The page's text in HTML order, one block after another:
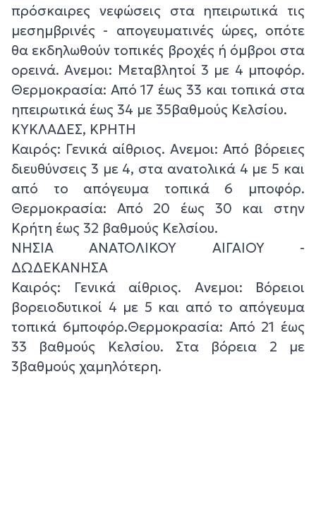
πρόσκαιρες νεφώσεις στα ηπειρωτικά τις
μεσημβρινές - απογευματινές ώρες, οπότε
θα εκδηλωθούν τοπικές βροχές ή όμβροι στα
ορεινά. Ανεμοι: Μεταβλητοί 3 με 4 μποφόρ.
Θερμοκρασία: Από 17 έως 33 και τοπικά στα
ηπειρωτικά έως 34 με 35βαθμούς Κελσίου.
ΚΥΚΛΑΔΕΣ, ΚΡΗΤΗ
Καιρός: Γενικά αίθριος. Ανεμοι: Από βόρειες
διευθύνσεις 3 με 4, στα ανατολικά 4 με 5 και
από το απόγευμα τοπικά 6 μποφόρ.
Θερμοκρασία: Από 20 έως 30 και στην
Κρήτη έως 32 βαθμούς Κελσίου.
ΝΗΣΙΑ ΑΝΑΤΟΛΙΚΟΥ ΑΙΓΑΙΟΥ -
ΔΩΔΕΚΑΝΗΣΑ
Καιρός: Γενικά αίθριος. Ανεμοι: Βόρειοι
βορειοδυτικοί 4 με 5 και από το απόγευμα
τοπικά 6μποφόρ.Θερμοκρασία: Από 21 έως
33 βαθμούς Κελσίου. Στα βόρεια 2 με
3βαθμούς χαμηλότερη.